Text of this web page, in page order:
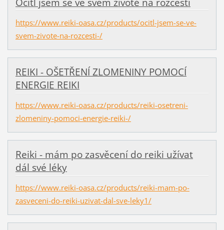
https://www.reiki-oasa.cz/products/ocitl-jsem-se-ve-
svem-zivote-na-rozcesti-/
REIKI - OŠETŘENÍ ZLOMENINY POMOCÍ
ENERGIE REIKI
https://www.reiki-oasa.cz/products/reiki-osetreni-
zlomeniny-pomoci-energie-reiki-/
Reiki - mám po zasvěcení do reiki užívat
dál své léky
https://www.reiki-oasa.cz/products/reiki-mam-po-
zasveceni-do-reiki-uzivat-dal-sve-leky1/